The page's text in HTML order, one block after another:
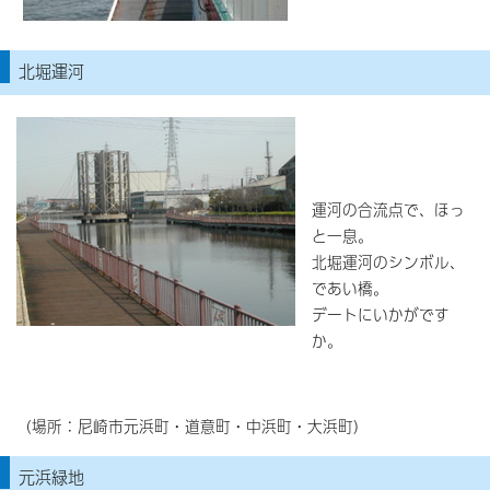
北堀運河
運河の合流点で、ほっ
と一息。
北堀運河のシンボル、
であい橋。
デートにいかがです
か。
（場所：尼崎市元浜町・道意町・中浜町・大浜町）
元浜緑地